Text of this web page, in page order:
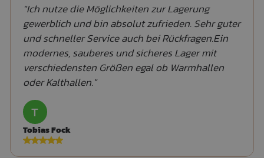
"Ich nutze die Möglichkeiten zur Lagerung
gewerblich und bin absolut zufrieden. Sehr guter
und schneller Service auch bei Rückfragen.Ein
modernes, sauberes und sicheres Lager mit
verschiedensten Größen egal ob Warmhallen
oder Kalthallen."
T
Tobias Fock